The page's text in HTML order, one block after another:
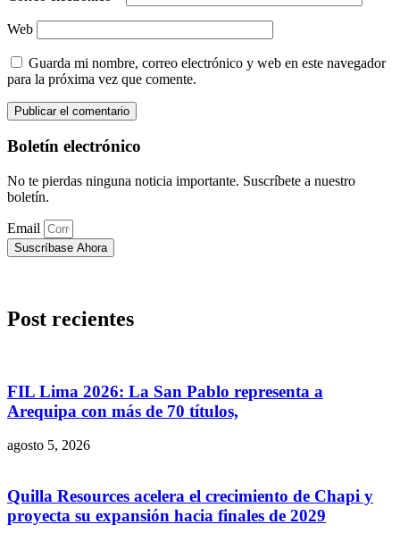
Web
Guarda mi nombre, correo electrónico y web en este navegador
para la próxima vez que comente.
Boletín electrónico
No te pierdas ninguna noticia importante. Suscríbete a nuestro
boletín.
Email
Suscríbase Ahora
Post recientes
FIL Lima 2026: La San Pablo representa a
Arequipa con más de 70 títulos,
agosto 5, 2026
Quilla Resources acelera el crecimiento de Chapi y
proyecta su expansión hacia finales de 2029